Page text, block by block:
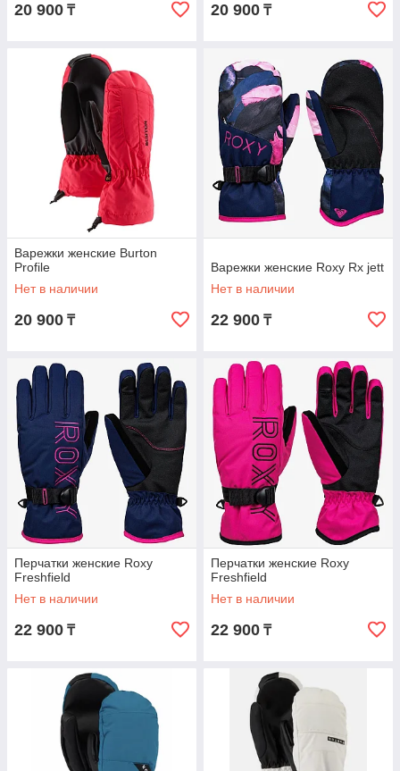
20 900 ₸ 20 900 ₸
Варежки женские Burton
Profile
Нет в наличии
20 900 ₸
Варежки женские Roxy Rx jett
Нет в наличии
22 900 ₸
Перчатки женские Roxy
Freshfield
Нет в наличии
22 900 ₸
Перчатки женские Roxy
Freshfield
Нет в наличии
22 900 ₸